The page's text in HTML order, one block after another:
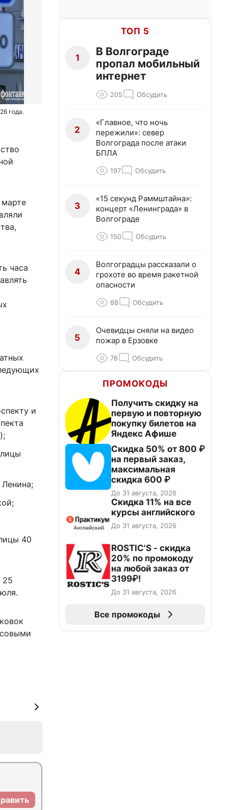
года.
часа
и
40
25
ТОП 5
1
В Волгограде
пропал мобильный
интернет
205 Обсудить
2
«Главное, что ночь
пережили»: север
Волгограда после атаки
БПЛА
197 Обсудить
3
«15 секунд Раммштайна»:
концерт «Ленинграда» в
Волгограде
150 Обсудить
4
Волгоградцы рассказали о
грохоте во время ракетной
опасности
88 Обсудить
5
Очевидцы сняли на видео
пожар в Ерзовке
78 Обсудить
ПРОМОКОДЫ
Получить скидку на
первую и повторную
покупку билетов на
Яндекс Афише
Скидка 50% от 800 ₽
на первый заказ,
максимальная
скидка 600 ₽
До 31 августа, 2026
Скидка 11% на все
курсы английского
До 31 августа, 2026
ROSTIC'S - скидка
20% по промокоду
на любой заказ от
3199₽!
До 31 августа, 2026
Все промокоды